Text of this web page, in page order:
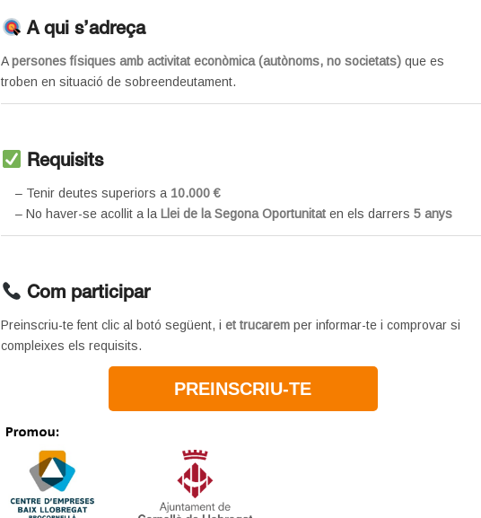
A qui s’adreça
Apersones físiques amb activitat econòmica (autònoms, no societats) que es
troben en situació de sobreendeutament.
Requisits
– Tenir deutes superiors a 10.000 €
– No haver-se acollit a la Llei de la Segona Oportunitat en els darrers5 anys
Com participar
Preinscriu-te fent clic al botó següent, iet trucarem per informar-te i comprovar si
compleixes els requisits.
PREINSCRIU-TE